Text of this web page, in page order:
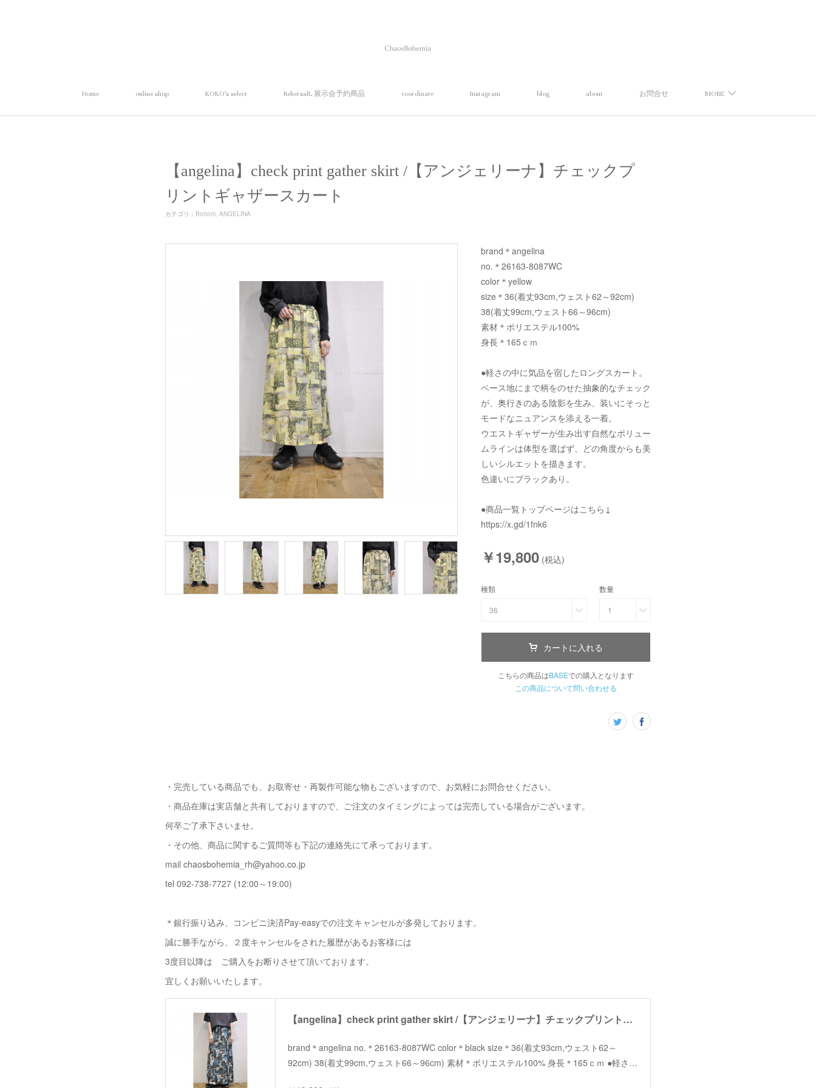
Home online shop KOKO's select RehersalL 展示会予約商品 coordinate Instagram blog about お問合せ MORE
【angelina】check print gather skirt /【アンジェリーナ】チェックプ
リントギャザースカート
カテゴリ ： Bottom ANGELINA
brand＊angelina
no.＊26163-8087WC
color＊yellow
size＊36(着丈93cm,ウェスト62～92cm)
38(着丈99cm,ウェスト66～96cm)
素材＊ポリエステル100%
身長＊165ｃｍ
●軽さの中に気品を宿したロングスカート。
ベース地にまで柄をのせた抽象的なチェック
が、奥行きのある陰影を生み、装いにそっと
モードなニュアンスを添える一着。
ウエストギャザーが生み出す自然なボリュー
ムラインは体型を選ばず、どの角度からも美
しいシルエットを描きます。
色違いにブラックあり。
●商品一覧トップページはこちら↓
https://x.gd/1fnk6
￥19,800 (税込)
種類
36
数量
1
カートに入れる
こちらの商品はBASEでの購入となります
この商品について問い合わせる
・完売している商品でも、お取寄せ・再製作可能な物もございますので、お気軽にお問合せください。
・商品在庫は実店舗と共有しておりますので、ご注文のタイミングによっては完売している場合がございます。
何卒ご了承下さいませ。
・その他、商品に関するご質問等も下記の連絡先にて承っております。
mail chaosbohemia_rh@yahoo.co.jp
tel 092-738-7727 (12:00～19:00)
＊銀行振り込み、コンビニ決済Pay-easyでの注文キャンセルが多発しております。
誠に勝手ながら、２度キャンセルをされた履歴があるお客様には
3度目以降は ご購入をお断りさせて頂いております。
宜しくお願いいたします。
【angelina】check print gather skirt /【アンジェリーナ】チェックプリントギャザースカート
brand＊angelina no.＊26163-8087WC color＊black size＊36(着丈93cm,ウェスト62～
92cm) 38(着丈99cm,ウェスト66～96cm) 素材＊ポリエステル100% 身長＊165ｃｍ ●軽さ…